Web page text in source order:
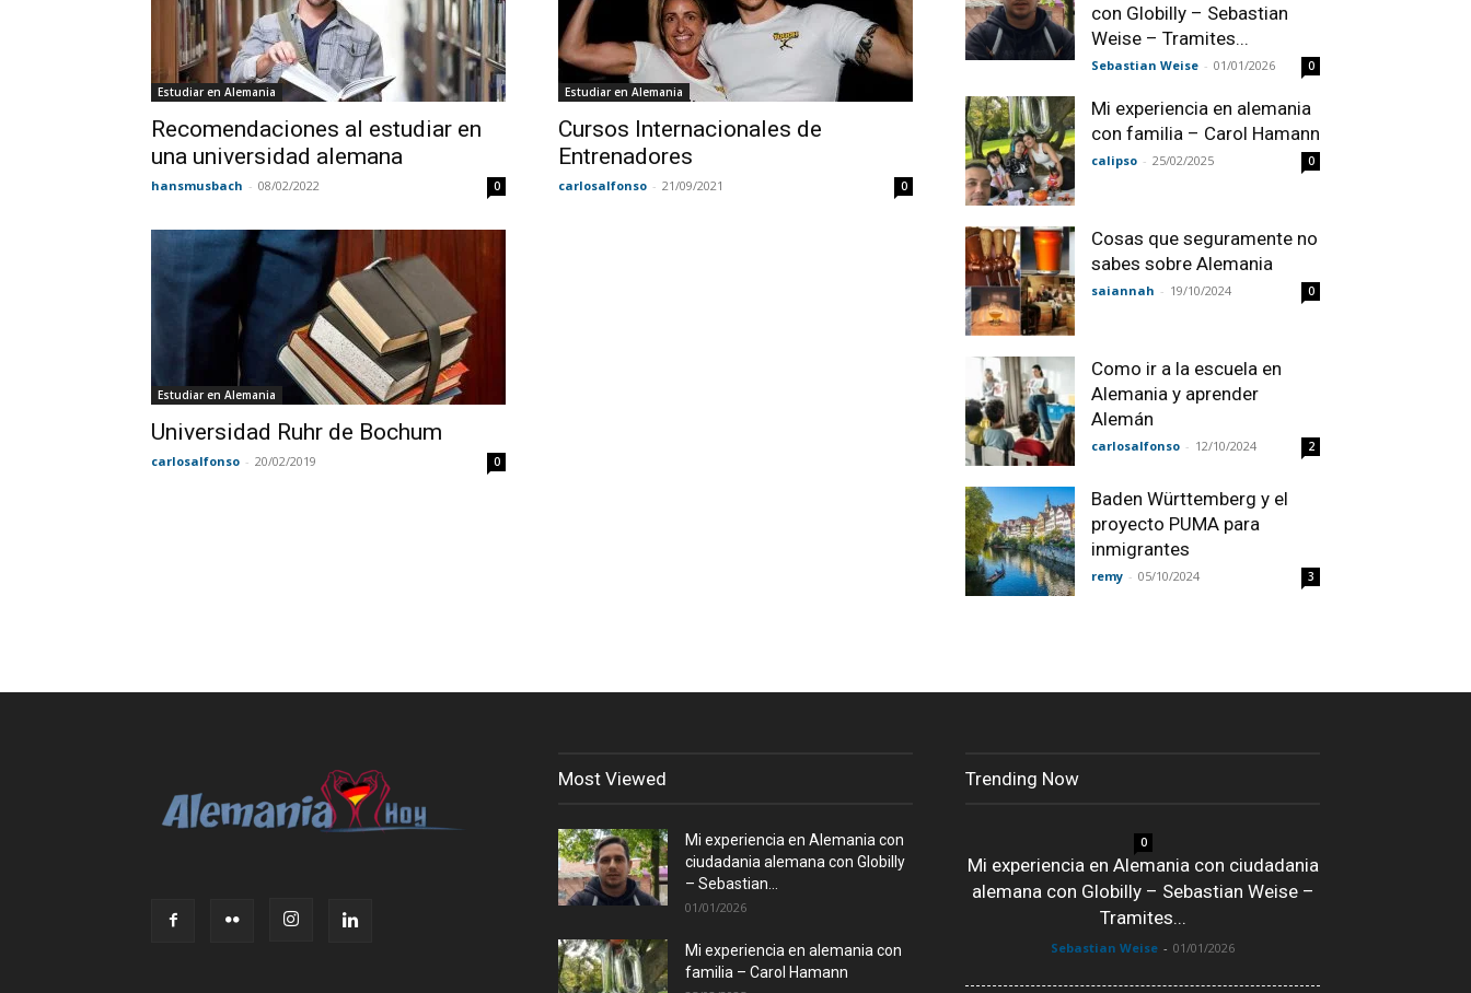
Estudiar en Alemania
Recomendaciones al estudiar en
una universidad alemana
hansmusbach - 08/02/2022 0
Estudiar en Alemania
Cursos Internacionales de
Entrenadores
carlosalfonso - 21/09/2021 0
Estudiar en Alemania
Universidad Ruhr de Bochum
carlosalfonso - 20/02/2019 0
con Globilly – Sebastian
Weise – Tramites...
Sebastian Weise - 01/01/2026 0
Mi experiencia en alemania
con familia – Carol Hamann
calipso - 25/02/2025 0
Cosas que seguramente no
sabes sobre Alemania
saiannah - 19/10/2024 0
Como ir a la escuela en
Alemania y aprender
Alemán
carlosalfonso - 12/10/2024 2
Baden Württemberg y el
proyecto PUMA para
inmigrantes
remy - 05/10/2024 3
Most Viewed
Mi experiencia en Alemania con
ciudadania alemana con Globilly
– Sebastian...
01/01/2026
Mi experiencia en alemania con
familia – Carol Hamann
Trending Now
0
Mi experiencia en Alemania con ciudadania
alemana con Globilly – Sebastian Weise –
Tramites...
Sebastian Weise - 01/01/2026